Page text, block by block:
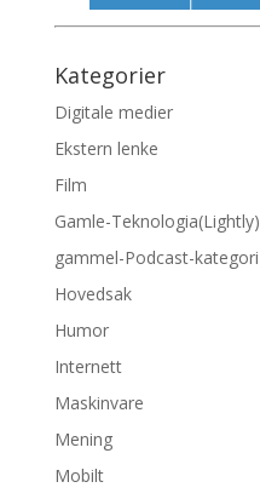
Kategorier
Digitale medier
Ekstern lenke
Film
Gamle-Teknologia(Lightly)
gammel-Podcast-kategori
Hovedsak
Humor
Internett
Maskinvare
Mening
Mobilt